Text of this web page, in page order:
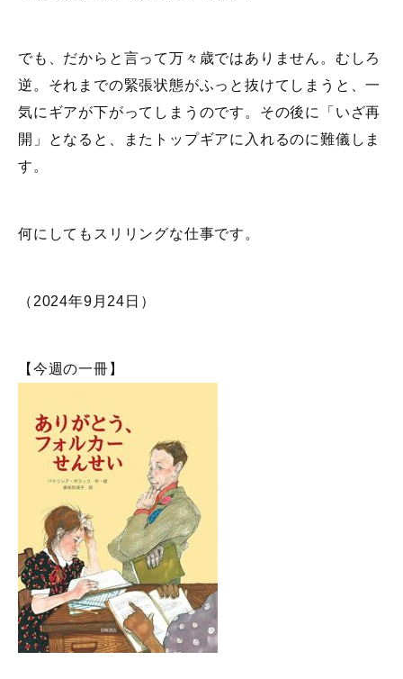
でも、だからと言って万々歳ではありません。むしろ
逆。それまでの緊張状態がふっと抜けてしまうと、一
気にギアが下がってしまうのです。その後に「いざ再
開」となると、またトップギアに入れるのに難儀しま
す。
何にしてもスリリングな仕事です。
（2024年9月24日）
【今週の一冊】